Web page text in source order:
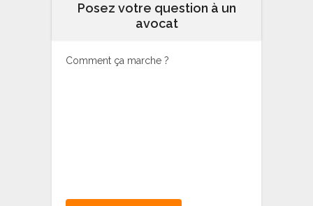
Posez votre question à un
avocat
Comment ça marche ?